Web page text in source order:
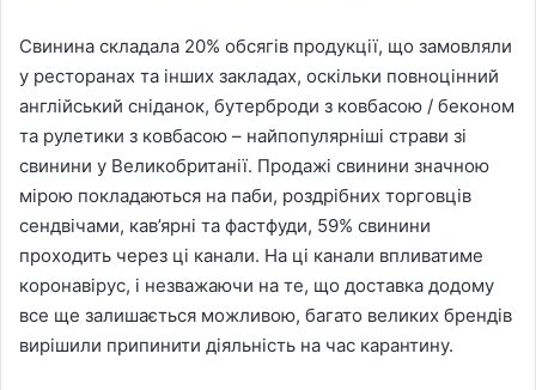
Свинина складала 20% обсягів продукції, що замовляли
у ресторанах та інших закладах, оскільки повноцінний
англійський сніданок, бутерброди з ковбасою / беконом
та рулетики з ковбасою – найпопулярніші страви зі
свинини у Великобританії. Продажі свинини значною
мірою покладаються на паби, роздрібних торговців
сендвічами, кав’ярні та фастфуди, 59% свинини
проходить через ці канали. На ці канали впливатиме
коронавірус, і незважаючи на те, що доставка додому
все ще залишається можливою, багато великих брендів
вирішили припинити діяльність на час карантину.